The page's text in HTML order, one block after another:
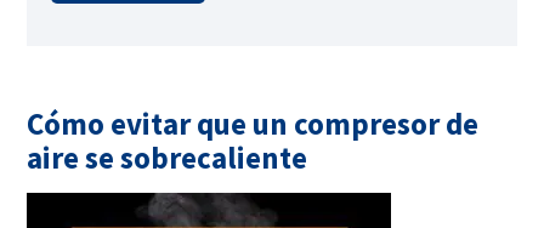
Cómo evitar que un compresor de
aire se sobrecaliente